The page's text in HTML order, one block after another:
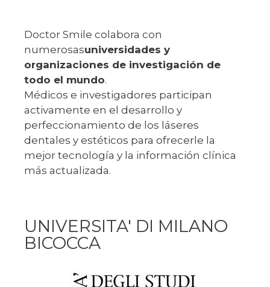
Doctor Smile colabora con
numerosasuniversidades y
organizaciones de investigación de
todo el mundo.
Médicos e investigadores participan
activamente en el desarrollo y
perfeccionamiento de los láseres
dentales y estéticos para ofrecerle la
mejor tecnología y la información clínica
más actualizada.
UNIVERSITA' DI MILANO
BICOCCA